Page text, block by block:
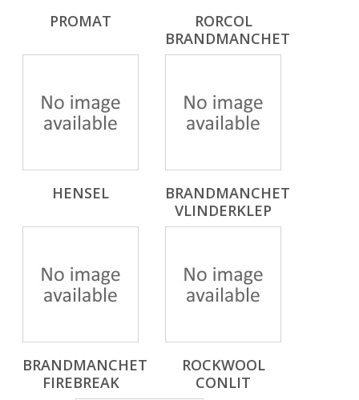
PROMAT
RORCOL
BRANDMANCHET
HENSEL
BRANDMANCHET
VLINDERKLEP
BRANDMANCHET
FIREBREAK
ROCKWOOL
CONLIT